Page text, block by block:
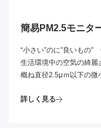
簡易PM2.5モニタ
“小さい”のに”良いもの”
生活環境中の空気の綺麗
概ね直径2.5μｍ以下の微
空気の綺麗度･快適度を
詳しく見る